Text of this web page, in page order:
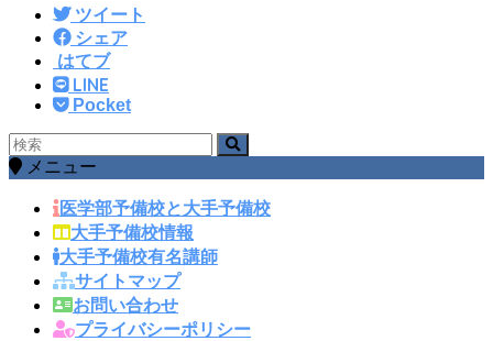
ツイート
シェア
はてブ
LINE
Pocket
メニュー
医学部予備校と大手予備校
大手予備校情報
大手予備校有名講師
サイトマップ
お問い合わせ
プライバシーポリシー